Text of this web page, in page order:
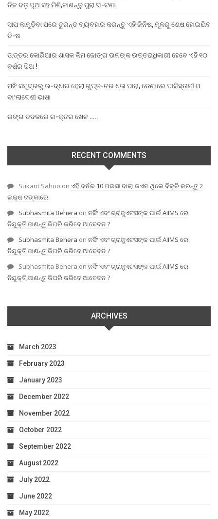
ନିଜ ବଡ଼ ପୁଅ ସହ ମିଶି,ଜାଣନ୍ତୁ ପୁରା ଘ-ଟଣା
ସାପ କାମୁଡ଼ିବା ପରେ ତୁରନ୍ତ ବ୍ୟବହାର କରନ୍ତୁ ଏହି ଜିନିଷ, ମୂଳରୁ ଶେଷ ହୋଇଯିବ
ବି-ଷ
ଉତ୍ତର କୋରିଆର ଶାସକ କିମ ଜୋଙ୍ଗ ଉନଙ୍କ ଉତ୍ତରାଧିକାରୀ ହେବେ ଏହି ୧୦
ବର୍ଷର ଝିଅ !
ମଝି ସମୁଦ୍ରରୁ ଉ-ଦ୍ଧାର ହେଲା ଗୁପ୍ତ-ଚର ଧଳା ପାରା, ଡେଣାରେ ପାକିସ୍ତାନୀ ଓ
ବାଂଲାଦେଶୀ ଭାଷା
ରଙ୍ଗ ବଦଳରେ ର-କ୍ତର ଖେଳ …..
RECENT COMMENTS
Sukant Sahoo on ଏହି ବର୍ଷର 10 ପଇସା ବାଲା କଏନ ଥିଲେ ବିକ୍ରି କରନ୍ତୁ 2
ଲକ୍ଷ ଟଙ୍କାରେ
Subhasmita Behera on ନର୍ସିଂ ଏବଂ ଗ୍ରାଜୁଏଟସଙ୍କ ପାଇଁ AIIMS ରେ
ନିଯୁକ୍ତି,ଜାଣନ୍ତୁ କିପରି କରିବେ ଆବେଦନ ?
Subhasmita Behera on ନର୍ସିଂ ଏବଂ ଗ୍ରାଜୁଏଟସଙ୍କ ପାଇଁ AIIMS ରେ
ନିଯୁକ୍ତି,ଜାଣନ୍ତୁ କିପରି କରିବେ ଆବେଦନ ?
Subhasmita Behera on ନର୍ସିଂ ଏବଂ ଗ୍ରାଜୁଏଟସଙ୍କ ପାଇଁ AIIMS ରେ
ନିଯୁକ୍ତି,ଜାଣନ୍ତୁ କିପରି କରିବେ ଆବେଦନ ?
ARCHIVES
March 2023
February 2023
January 2023
December 2022
November 2022
October 2022
September 2022
August 2022
July 2022
June 2022
May 2022